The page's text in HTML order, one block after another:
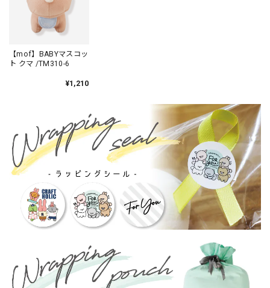
【mof】BABYマスコッ
ト クマ /TM310-6
¥1,210